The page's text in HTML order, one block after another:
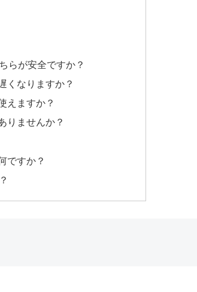
らが安全ですか？
くなりますか？
えますか？
りませんか？
ですか？